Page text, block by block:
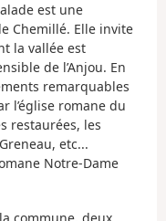
est une
Chemillé. Elle invite
la vallée est
de l’Anjou. En
remarquables
l’église romane du
restaurées, les
etc...
Notre-Dame